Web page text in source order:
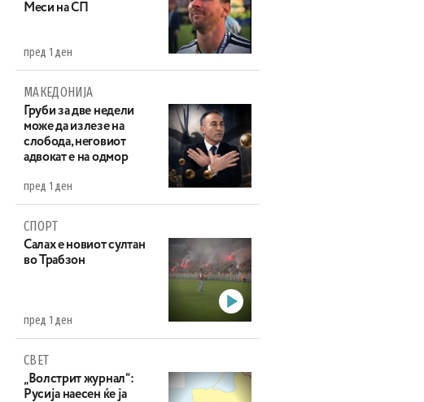
Меси на СП
пред 1 ден
МАКЕДОНИЈА
Груби за две недели
може да излезе на
слобода, неговиот
адвокат е на одмор
пред 1 ден
СПОРТ
Салах е новиот султан
во Трабзон
пред 1 ден
СВЕТ
„Волстрит журнал“:
Русија наесен ќе ја